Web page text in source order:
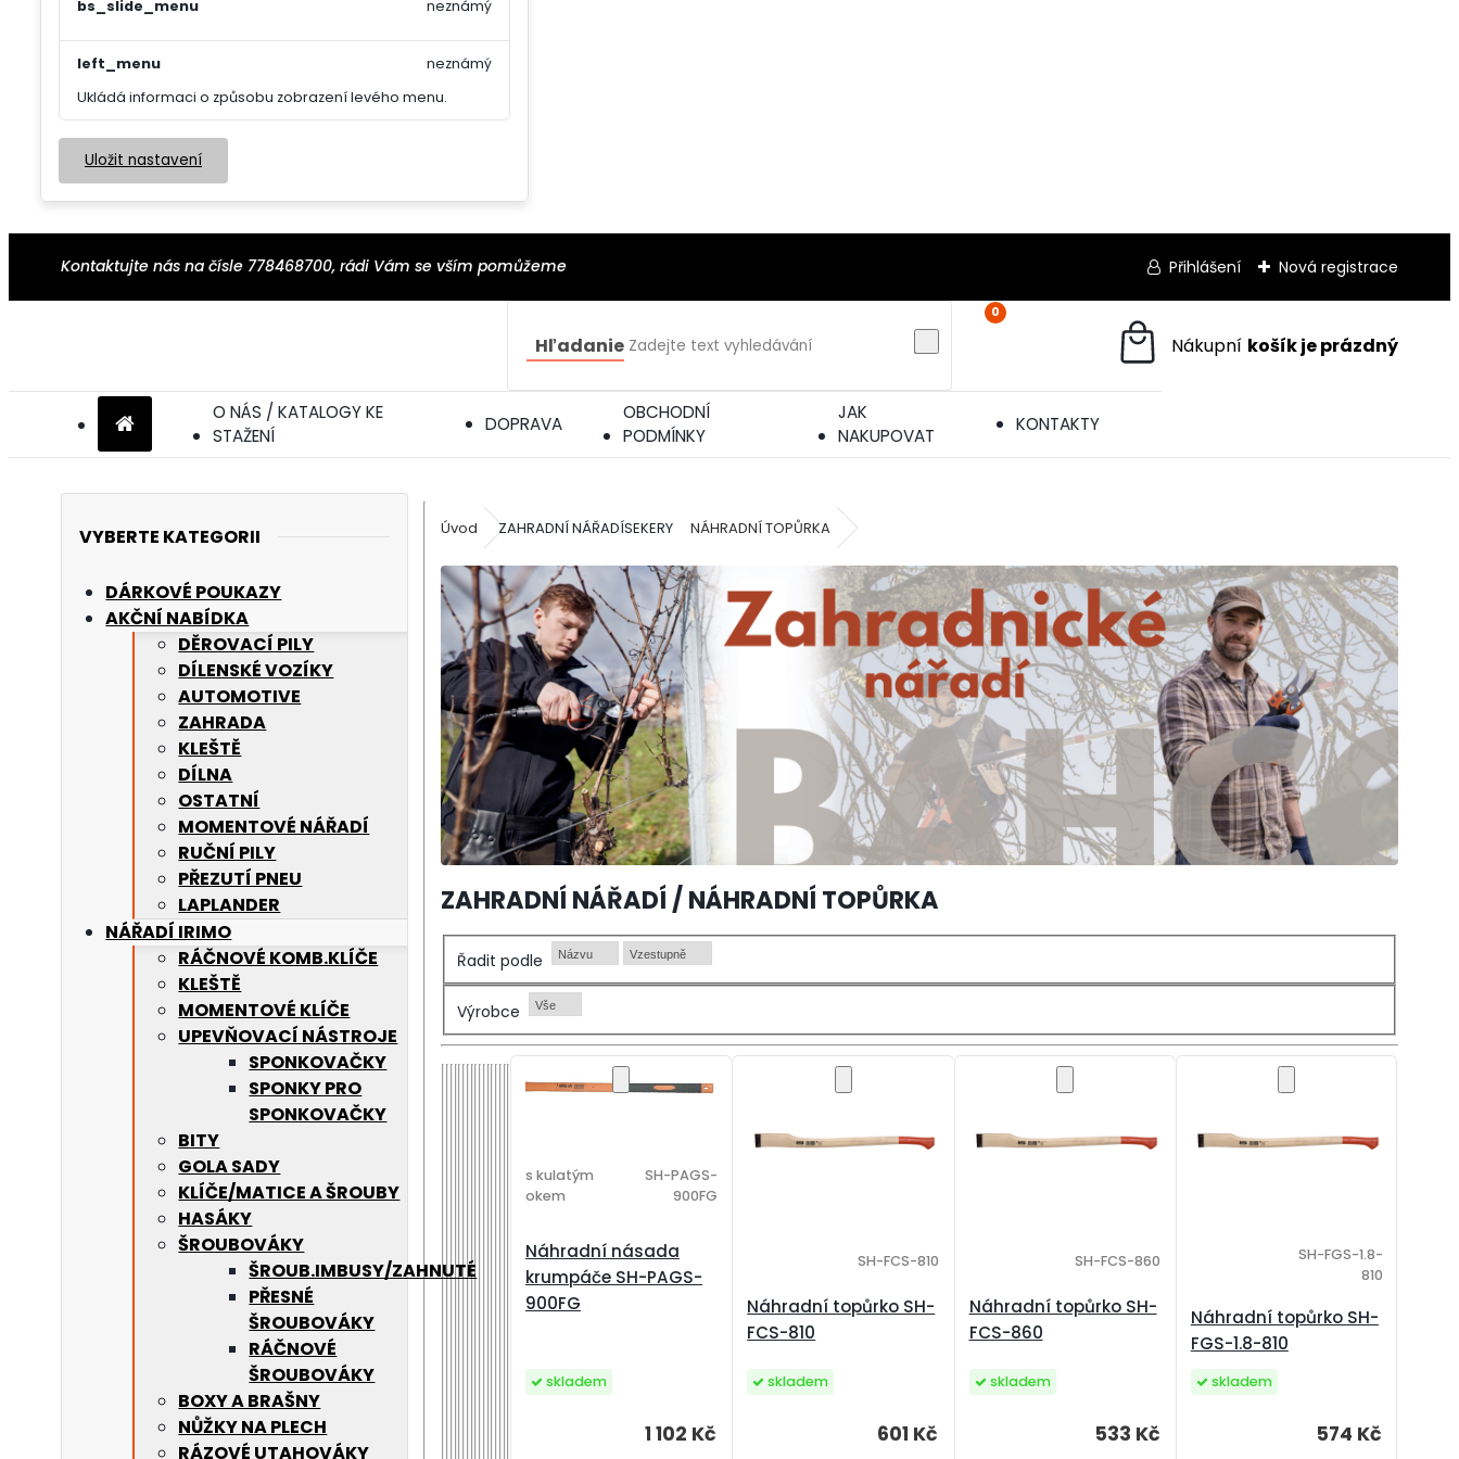
bs_slide_menu neznámý
left_menu
Ukládá informaci o způsobu zobrazení levého menu.
neznámý
Uložit nastavení
Kontaktujte nás na čísle 778468700, rádi Vám se vším pomůžeme Přihlášení Nová registrace
O NÁS / KATALOGY KE
STAŽENÍ
DOPRAVA
OBCHODNÍ
PODMÍNKY
JAK
NAKUPOVAT
KONTAKTY
Hľadanie
0
VYBERTE KATEGORII
DÁRKOVÉ POUKAZY
AKČNÍ NABÍDKA
DĚROVACÍ PILY
DÍLENSKÉ VOZÍKY
AUTOMOTIVE
ZAHRADA
KLEŠTĚ
DÍLNA
OSTATNÍ
MOMENTOVÉ NÁŘADÍ
RUČNÍ PILY
PŘEZUTÍ PNEU
LAPLANDER
NÁŘADÍ IRIMO
RÁČNOVÉ KOMB.KLÍČE
KLEŠTĚ
MOMENTOVÉ KLÍČE
UPEVŇOVACÍ NÁSTROJE
SPONKOVAČKY
SPONKY PRO
SPONKOVAČKY
BITY
GOLA SADY
KLÍČE/MATICE A ŠROUBY
HASÁKY
ŠROUBOVÁKY
ŠROUB.IMBUSY/ZAHNUTÉ
PŘESNÉ
ŠROUBOVÁKY
RÁČNOVÉ
ŠROUBOVÁKY
BOXY A BRAŠNY
NŮŽKY NA PLECH
RÁZOVÉ UTAHOVÁKY
Úvod ZAHRADNÍ NÁŘADÍSEKERY NÁHRADNÍ TOPŮRKA
ZAHRADNÍ NÁŘADÍ / NÁHRADNÍ TOPŮRKA
Řadit podle Názvu Vzestupně
Výrobce Vše
Náhradní násada
krumpáče SH-PAGS-
900FG
s kulatým
okem
SH-PAGS-
900FG
1 102 Kč
skladem
Náhradní topůrko SH-
FCS-810
SH-FCS-810
601 Kč
skladem
Náhradní topůrko SH-
FCS-860
SH-FCS-860
533 Kč
skladem
Náhradní topůrko SH-
FGS-1.8-810
SH-FGS-1.8-
810
574 Kč
skladem